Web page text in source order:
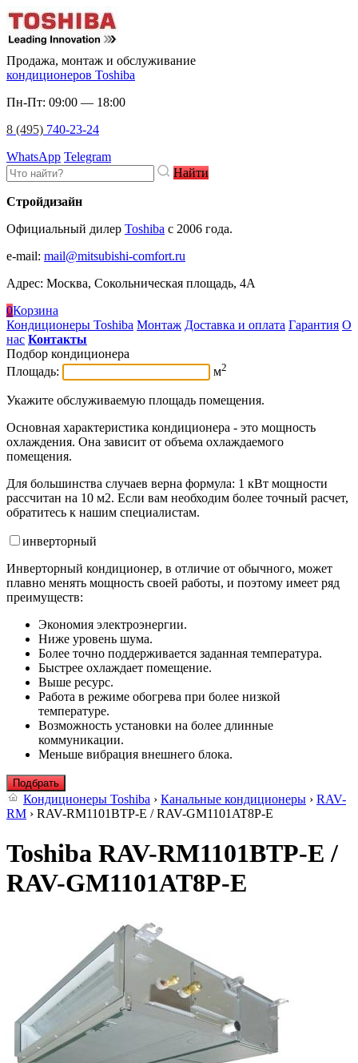
Продажа, монтаж и обслуживание
кондиционеров Toshiba
Пн-Пт: 09:00 — 18:00
8 (495) 740-23-24
WhatsApp Telegram
Найти
Стройдизайн
Официальный дилер Toshiba c 2006 года.
e-mail: mail@mitsubishi-comfort.ru
Адрес: Москва, Сокольническая площадь, 4А
0Корзина
Кондиционеры Toshiba Монтаж Доставка и оплата Гарантия О
нас Контакты
Подбор кондиционера
Площадь:
м2
Укажите обслуживаемую площадь помещения.
Основная характеристика кондиционера - это мощность
охлаждения. Она зависит от объема охлаждаемого
помещения.
Для большинства случаев верна формула: 1 кВт мощности
рассчитан на 10 м2. Если вам необходим более точный расчет,
обратитесь к нашим специалистам.
инверторный
Инверторный кондиционер, в отличие от обычного, может
плавно менять мощность своей работы, и поэтому имеет ряд
преимуществ:
Экономия электроэнергии.
Ниже уровень шума.
Более точно поддерживается заданная температура.
Быстрее охлаждает помещение.
Выше ресурс.
Работа в режиме обогрева при более низкой
температуре.
Возможность установки на более длинные
коммуникации.
Меньше вибрация внешнего блока.
Подбрать
Кондиционеры Toshiba › Канальные кондиционеры › RAV-
RM › RAV-RM1101BTP-E / RAV-GM1101AT8P-E
Toshiba RAV-RM1101BTP-E /
RAV-GM1101AT8P-E